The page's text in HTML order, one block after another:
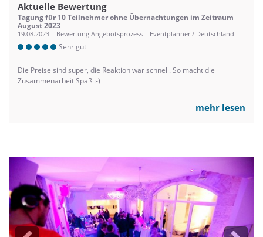
Aktuelle Bewertung
Tagung für 10 Teilnehmer ohne Übernachtungen im Zeitraum
August 2023
19.08.2023 – Bewertung Angebotsprozess – Eventplanner / Deutschland
Sehr gut
Die Preise sind super, die Reaktion war schnell. So macht die
Zusammenarbeit Spaß :-)
mehr lesen